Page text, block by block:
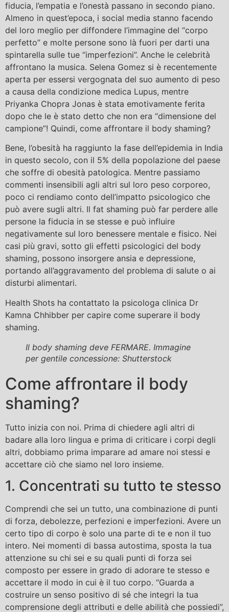
fiducia, l’empatia e l’onestà passano in secondo piano.
Almeno in quest’epoca, i social media stanno facendo
del loro meglio per diffondere l’immagine del “corpo
perfetto” e molte persone sono là fuori per darti una
spintarella sulle tue “imperfezioni”. Anche le celebrità
affrontano la musica. Selena Gomez si è recentemente
aperta per essersi vergognata del suo aumento di peso
a causa della condizione medica Lupus, mentre
Priyanka Chopra Jonas è stata emotivamente ferita
dopo che le è stato detto che non era “dimensione del
campione”! Quindi, come affrontare il body shaming?
Bene, l’obesità ha raggiunto la fase dell’epidemia in India
in questo secolo, con il 5% della popolazione del paese
che soffre di obesità patologica. Mentre passiamo
commenti insensibili agli altri sul loro peso corporeo,
poco ci rendiamo conto dell’impatto psicologico che
può avere sugli altri. Il fat shaming può far perdere alle
persone la fiducia in se stesse e può influire
negativamente sul loro benessere mentale e fisico. Nei
casi più gravi, sotto gli effetti psicologici del body
shaming, possono insorgere ansia e depressione,
portando all’aggravamento del problema di salute o ai
disturbi alimentari.
Health Shots ha contattato la psicologa clinica Dr
Kamna Chhibber per capire come superare il body
shaming.
Il body shaming deve FERMARE. Immagine
per gentile concessione: Shutterstock
Come affrontare il body
shaming?
Tutto inizia con noi. Prima di chiedere agli altri di
badare alla loro lingua e prima di criticare i corpi degli
altri, dobbiamo prima imparare ad amare noi stessi e
accettare ciò che siamo nel loro insieme.
1. Concentrati su tutto te stesso
Comprendi che sei un tutto, una combinazione di punti
di forza, debolezze, perfezioni e imperfezioni. Avere un
certo tipo di corpo è solo una parte di te e non il tuo
intero. Nei momenti di bassa autostima, sposta la tua
attenzione su chi sei e su quali punti di forza sei
composto per essere in grado di adorare te stesso e
accettare il modo in cui è il tuo corpo. “Guarda a
costruire un senso positivo di sé che integri la tua
comprensione degli attributi e delle abilità che possiedi”,